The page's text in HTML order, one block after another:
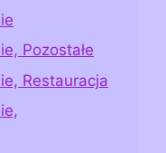
Pozostałe
Restauracja